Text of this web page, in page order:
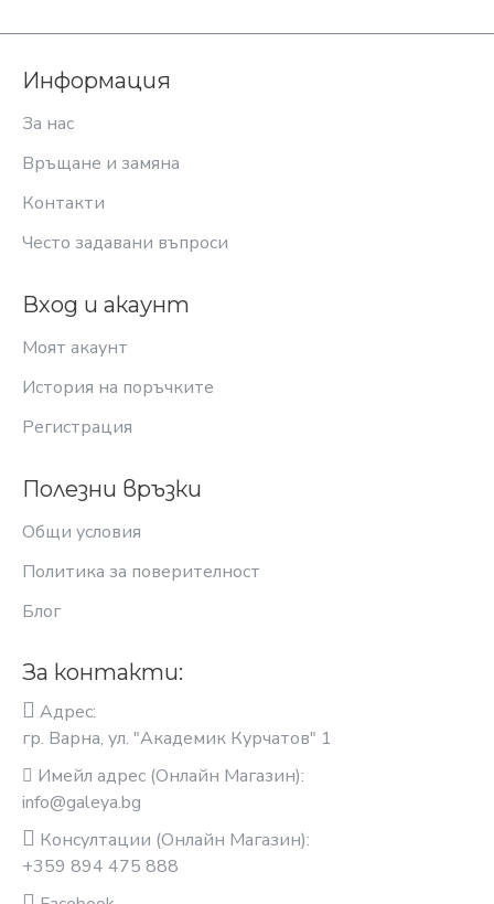
Информация
За нас
Връщане и замяна
Контакти
Често задавани въпроси
Вход и акаунт
Моят акаунт
История на поръчките
Регистрация
Полезни връзки
Общи условия
Политика за поверителност
Блог
За контакти:
Адрес:
гр. Варна, ул. "Академик Курчатов" 1
Имейл адрес (Онлайн Магазин):
info@galeya.bg
Консултации (Онлайн Магазин):
+359 894 475 888